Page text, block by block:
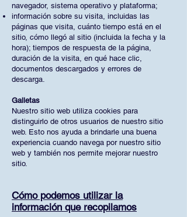
navegador, sistema operativo y plataforma;
información sobre su visita, incluidas las
páginas que visita, cuánto tiempo está en el
sitio, cómo llegó al sitio (incluida la fecha y la
hora); tiempos de respuesta de la página,
duración de la visita, en qué hace clic,
documentos descargados y errores de
descarga.
Galletas
Nuestro sitio web utiliza cookies para
distinguirlo de otros usuarios de nuestro sitio
web. Esto nos ayuda a brindarle una buena
experiencia cuando navega por nuestro sitio
web y también nos permite mejorar nuestro
sitio.
Cómo podemos utilizar la
información que recopilamos